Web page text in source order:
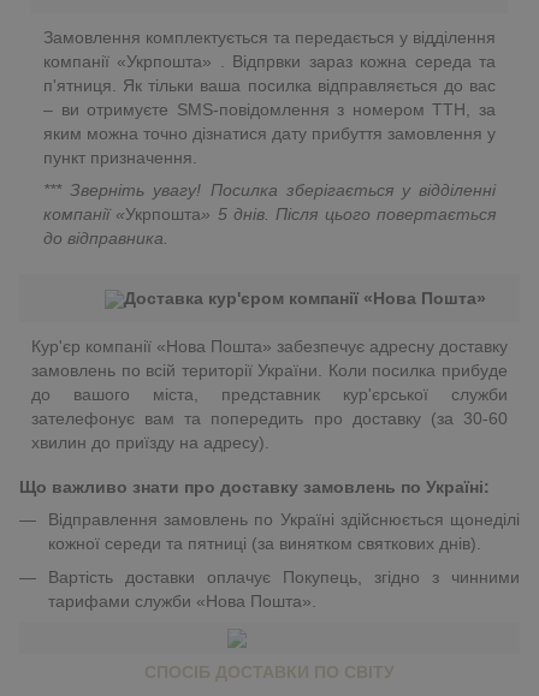
Замовлення комплектується та передається у відділення
компанії «Укрпошта» . Відпрвки зараз кожна середа та
п'ятниця. Як тільки ваша посилка відправляється до вас
– ви отримуєте SMS-повідомлення з номером ТТН, за
яким можна точно дізнатися дату прибуття замовлення у
пункт призначення.
*** Зверніть увагу! Посилка зберігається у відділенні
компанії «Укрпошта» 5 днів. Після цього повертається
до відправника.
Доставка кур'єром компанії «Нова Пошта»
Кур'єр компанії «Нова Пошта» забезпечує адресну доставку
замовлень по всій території України. Коли посилка прибуде
до вашого міста, представник кур'єрської служби
зателефонує вам та попередить про доставку (за 30-60
хвилин до приїзду на адресу).
Що важливо знати про доставку замовлень по Україні:
Відправлення замовлень по Україні здійснюється щонеділі
кожної середи та пятниці (за винятком святкових днів).
Вартість доставки оплачує Покупець, згідно з чинними
тарифами служби «Нова Пошта».
СПОСІБ ДОСТАВКИ ПО СВІТУ